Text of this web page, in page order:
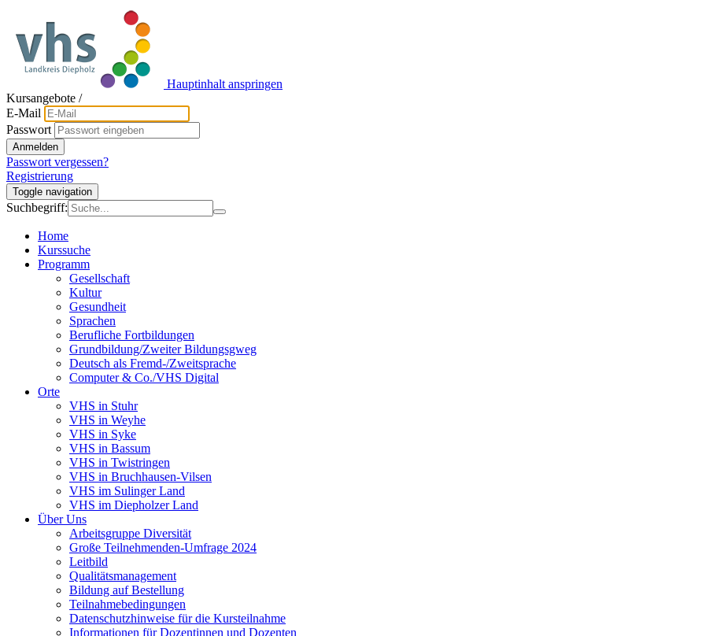
Hauptinhalt anspringen
Kursangebote /
E-Mail
Passwort
Anmelden
Passwort vergessen?
Registrierung
Toggle navigation
Suchbegriff:
Home
Kurssuche
Programm
Gesellschaft
Kultur
Gesundheit
Sprachen
Berufliche Fortbildungen
Grundbildung/Zweiter Bildungsgweg
Deutsch als Fremd-/Zweitsprache
Computer & Co./VHS Digital
Orte
VHS in Stuhr
VHS in Weyhe
VHS in Syke
VHS in Bassum
VHS in Twistringen
VHS in Bruchhausen-Vilsen
VHS im Sulinger Land
VHS im Diepholzer Land
Über Uns
Arbeitsgruppe Diversität
Große Teilnehmenden-Umfrage 2024
Leitbild
Qualitätsmanagement
Bildung auf Bestellung
Teilnahmebedingungen
Datenschutzhinweise für die Kursteilnahme
Informationen für Dozentinnen und Dozenten